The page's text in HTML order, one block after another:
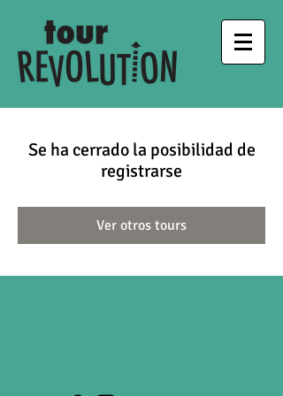
Se ha cerrado la posibilidad de
registrarse
Ver otros tours